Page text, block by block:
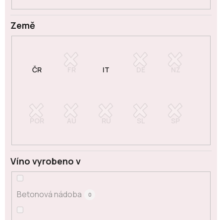
Země
Víno vyrobeno v
Betonová nádoba 0